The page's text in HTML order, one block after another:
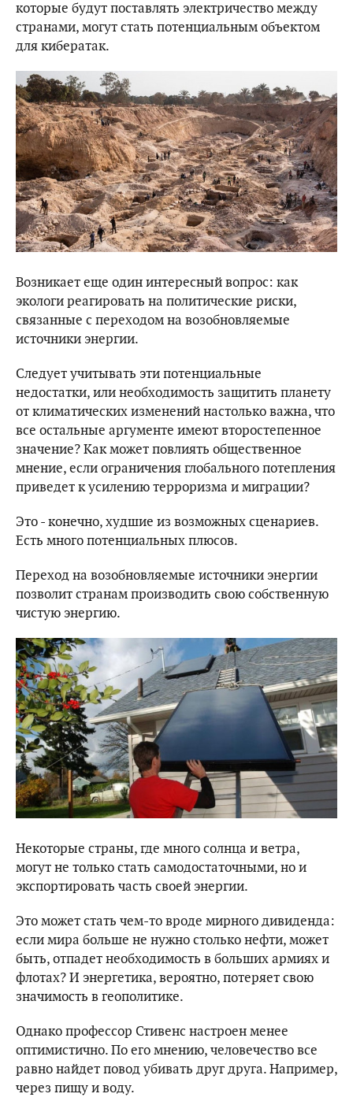
которые будут поставлять электричество между
странами, могут стать потенциальным объектом
для кибератак.
Возникает еще один интересный вопрос: как
экологи реагировать на политические риски,
связанные с переходом на возобновляемые
источники энергии.
Следует учитывать эти потенциальные
недостатки, или необходимость защитить планету
от климатических изменений настолько важна, что
все остальные аргументе имеют второстепенное
значение? Как может повлиять общественное
мнение, если ограничения глобального потепления
приведет к усилению терроризма и миграции?
Это - конечно, худшие из возможных сценариев.
Есть много потенциальных плюсов.
Переход на возобновляемые источники энергии
позволит странам производить свою собственную
чистую энергию.
Некоторые страны, где много солнца и ветра,
могут не только стать самодостаточными, но и
экспортировать часть своей энергии.
Это может стать чем-то вроде мирного дивиденда:
если мира больше не нужно столько нефти, может
быть, отпадет необходимость в больших армиях и
флотах? И энергетика, вероятно, потеряет свою
значимость в геополитике.
Однако профессор Стивенс настроен менее
оптимистично. По его мнению, человечество все
равно найдет повод убивать друг друга. Например,
через пищу и воду.